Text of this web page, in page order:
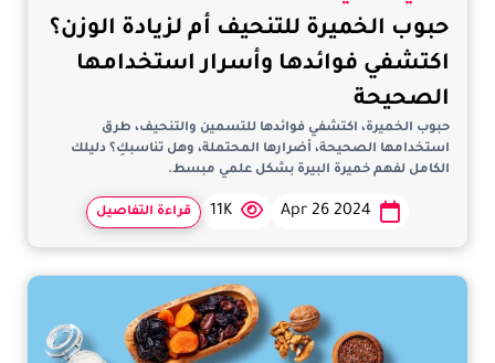
حبوب الخميرة للتنحيف أم لزيادة الوزن؟
اكتشفي فوائدها وأسرار استخدامها
الصحيحة
حبوب الخميرة، اكتشفي فوائدها للتسمين والتنحيف، طرق
استخدامها الصحيحة، أضرارها المحتملة، وهل تناسبكِ؟ دليلك
الكامل لفهم خميرة البيرة بشكل علمي مبسط.
Apr 26 2024
11K قراءة التفاصيل